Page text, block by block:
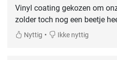
Vinyl coating gekozen om
zolder toch nog een beetje
Nyttig • Ikke nyttig